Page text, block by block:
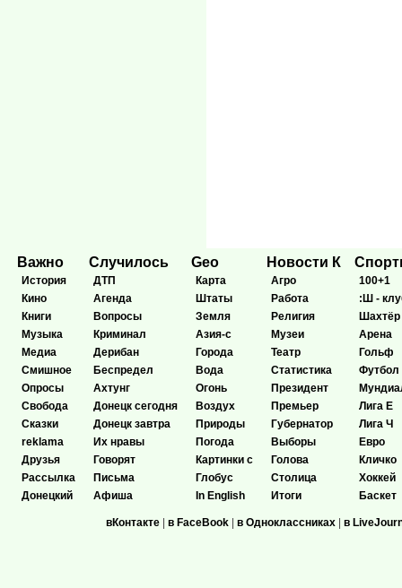
Важно
История
Кино
Книги
Музыка
Медиа
Смишное
Опросы
Свобода
Сказки
reklama
Друзья
Рассылка
Донецкий
Случилось
ДТП
Агенда
Вопросы
Криминал
Дерибан
Беспредел
Ахтунг
Донецк сегодня
Донецк завтра
Их нравы
Говорят
Письма
Афиша
Geo
Карта
Штаты
Земля
Азия-с
Города
Вода
Огонь
Воздух
Природы
Погода
Картинки с
Глобус
In English
Новости К
Агро
Работа
Религия
Музеи
Театр
Статистика
Президент
Премьер
Губернатор
Выборы
Голова
Столица
Итоги
100+1
:Ш -
Шахтёр
Арена
Гольф
Футбол
Лига Е
Лига Ч
Евро
Кличко
Хоккей
Баскет
вКонтакте в FaceBook в Одноклассниках в